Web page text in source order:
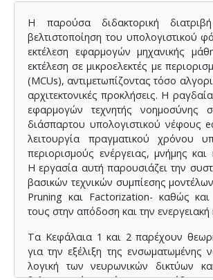
measurement methodology based on
multimeters and net energy
Chapter 4 focuses on hardware
vectoring, such as Single
(SIMD), hierarchical caching and
processing units (NPUs)-providing
analysis and empirical results. Detailed
the ESP32 (LX6), ESP32-S3 (LX7) and
significant performance and
vectoring and caching. In parallel,
Alif Semiconductor E7 (Cortex-M55 +
demonstrate the transformative
achieving up to 143× energy savings
reduction on complex models like
Chapter 5 synthesizes findings and
directions, emphasizing hardware-
dynamic accelerator utilization
Η παρούσα διδακτορική
βελτιστοποίηση του υπολογιστικού
εκτέλεση εφαρμογών μηχανικής
εκτέλεση σε μικροελεκτές με
(MCUs), αντιμετωπίζοντας τόσο
αρχιτεκτονικές προκλήσεις. Η
εφαρμογών τεχνητής νοημοσύνης
διάσπαρτου υπολογιστικού νέφους
λειτουργία πραγματικού χρόνου
περιορισμούς ενέργειας, μνήμης και
Η εργασία αυτή παρουσιάζει την
βασικών τεχνικών συμπίεσης
Pruning και Factorization- καθώς
τους στην απόδοση και την
Τα Κεφάλαια 1 και 2 παρέχουν
για την εξέλιξη της ενσωματωμένης
λογική των νευρωνικών δικτύων